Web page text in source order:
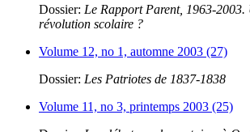
Dossier: Le Rapport Parent, 1963-
révolution scolaire ?
Volume 12, no 1, automne 2003 (27)
Dossier: Les Patriotes de 1837-1838
Volume 11, no 3, printemps 2003 (25)